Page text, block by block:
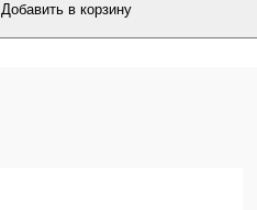
Добавить в корзину